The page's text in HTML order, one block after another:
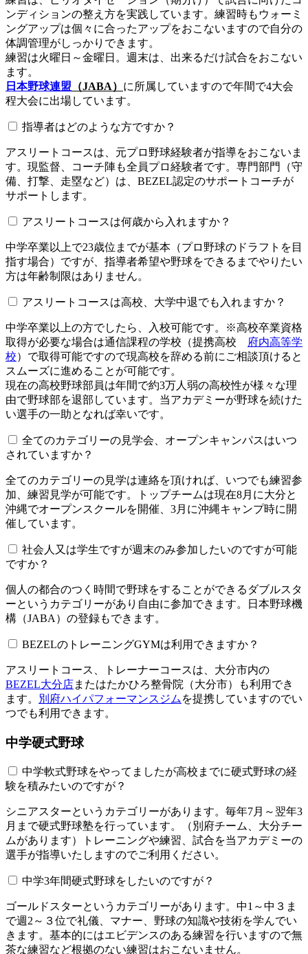
ンディションの整え方を実践しています。練習時もウォーミ
ングアップは個々に合ったアップをおこないますので自分の
体調管理がしっかりできます。
練習は火曜日～金曜日。週末は、出来るだけ試合をおこない
ます。
日本野球連盟 （JABA） に所属していますので年間で4大会
程大会に出場しています。
指導者はどのような方ですか？
アスリートコースは、元プロ野球経験者が指導をおこないま
す。現監督、コーチ陣も全員プロ経験者です。専門部門（守
備、打撃、走塁など）は、BEZEL認定のサポートコーチが
サポートします。
アスリートコースは何歳から入れますか？
中学卒業以上で23歳位までが基本（プロ野球のドラフトを目
指す場合）ですが、指導者希望や野球をできるまでやりたい
方は年齢制限はありません。
アスリートコースは高校、大学中退でも入れますか？
中学卒業以上の方でしたら、入校可能です。※高校卒業資格
取得が必要な場合は通信課程の学校（提携高校
府内高等学
校）で取得可能ですので現高校を辞める前にご相談頂けると
スムーズに進めることが可能です。
現在の高校野球部員は年間で約3万人弱の高校性が様々な理
由で野球部を退部しています。当アカデミーが野球を続けた
い選手の一助となれば幸いです。
全てのカテゴリーの見学会、オープンキャンパスはいつ
されていますか？​​​​​
全てのカテゴリーの見学は連絡を頂ければ、いつでも練習参
加、練習見学が可能です。トップチームは現在8月に大分と
沖縄でオープンスクールを開催、3月に沖縄キャンプ時に開
催しています。
社会人又は学生ですが週末のみ参加したいのですが可能
ですか？
個人の都合のつく時間で野球をすることができるダブルスタ
ーというカテゴリーがあり自由に参加できます。日本野球機
構（JABA）の登録もできます。
BEZELのトレーニングGYMは利用できますか？​​​​​
アスリートコース、トレーナーコースは、大分市内の
BEZEL大分店またはたかひろ整骨院（大分市）も利用でき
ます。
別府ハイパフォーマンスジム を提携していますのでい
つでも利用できます。
中学硬式野球
中学軟式野球をやってましたが高校までに硬式野球の経
験を積みたいのですが？
シニアスターというカテゴリーがあります。毎年7月～翌年3
月まで硬式野球塾を行っています。（別府チーム、大分チー
ムがあります）トレーニングや練習、試合を当アカデミーの
選手が指導いたしますのでご利用ください。
中学3年間硬式野球をしたいのですが？
ゴールドスターというカテゴリーがあります。中1～中３ま
で週2～３位で礼儀、マナー、野球の知識や技術を学んでい
きます。基本的にはエビデンスのある練習を行いますので無
茶な練習など根拠のない練習はおこないません。